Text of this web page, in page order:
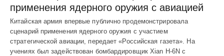
применения ядерного оружия с авиацией
Китайская армия впервые публично продемонстрировала
сценарий применения ядерного оружия с участием
стратегической авиации, передает «Российская газета». На
учениях был задействован бомбардировщик Xian H-6N с